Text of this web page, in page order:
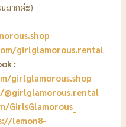
มากค่ะ)
girlglamorous.rental
:
girlglamorous.shop
GirlsGlamorous_
lemon8-